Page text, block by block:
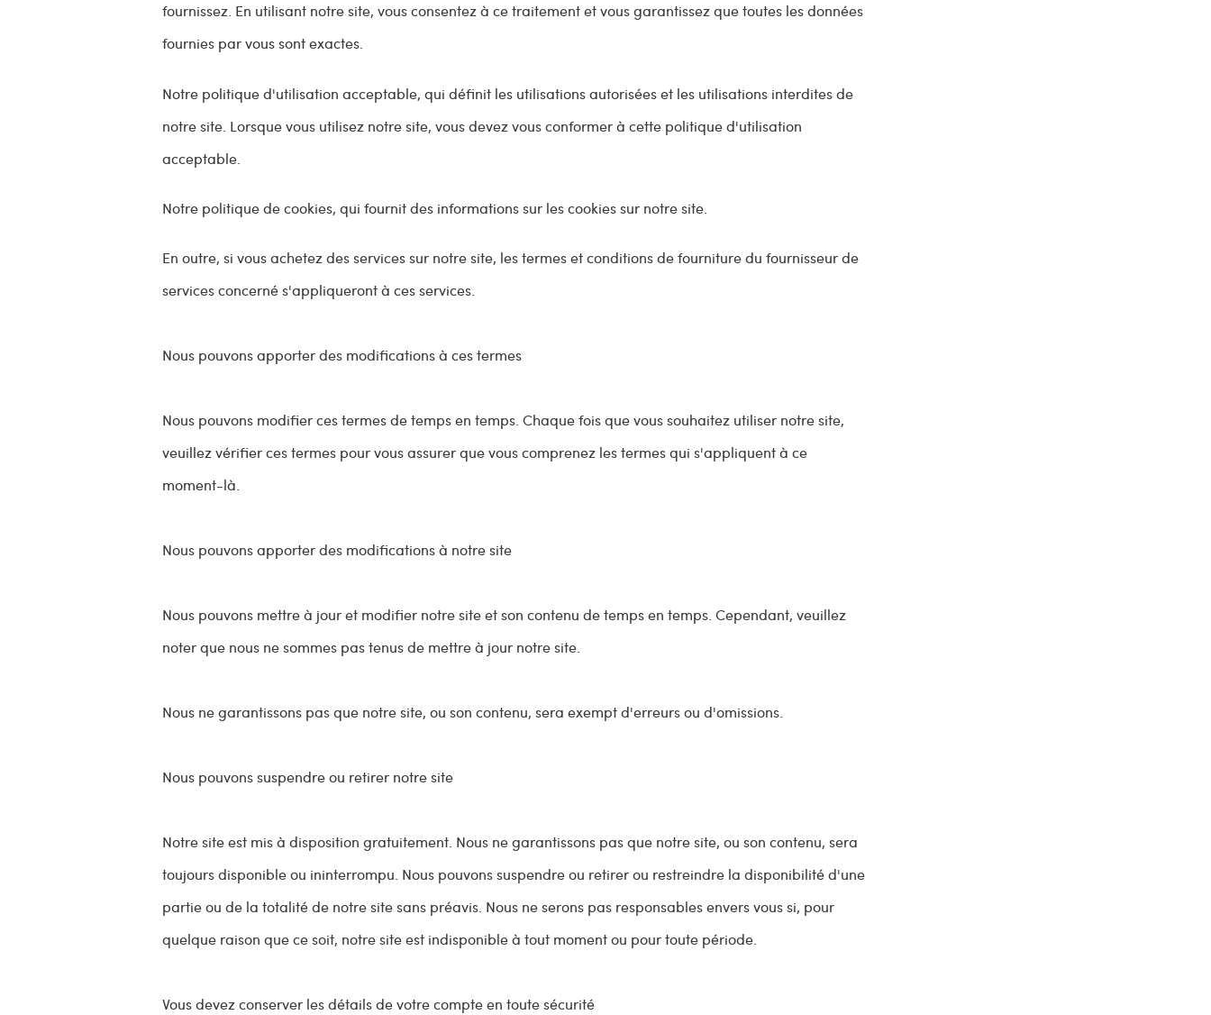
fournissez. En utilisant notre site, vous consentez à ce traitement et vous garantissez que toutes les données
fournies par vous sont exactes.
Notre politique d'utilisation acceptable, qui définit les utilisations autorisées et les utilisations interdites de
notre site. Lorsque vous utilisez notre site, vous devez vous conformer à cette politique d'utilisation
acceptable.
Notre politique de cookies, qui fournit des informations sur les cookies sur notre site.
En outre, si vous achetez des services sur notre site, les termes et conditions de fourniture du fournisseur de
services concerné s'appliqueront à ces services.
Nous pouvons apporter des modifications à ces termes
Nous pouvons modifier ces termes de temps en temps. Chaque fois que vous souhaitez utiliser notre site,
veuillez vérifier ces termes pour vous assurer que vous comprenez les termes qui s'appliquent à ce
moment-là.
Nous pouvons apporter des modifications à notre site
Nous pouvons mettre à jour et modifier notre site et son contenu de temps en temps. Cependant, veuillez
noter que nous ne sommes pas tenus de mettre à jour notre site.
Nous ne garantissons pas que notre site, ou son contenu, sera exempt d'erreurs ou d'omissions.
Nous pouvons suspendre ou retirer notre site
Notre site est mis à disposition gratuitement. Nous ne garantissons pas que notre site, ou son contenu, sera
toujours disponible ou ininterrompu. Nous pouvons suspendre ou retirer ou restreindre la disponibilité d'une
partie ou de la totalité de notre site sans préavis. Nous ne serons pas responsables envers vous si, pour
quelque raison que ce soit, notre site est indisponible à tout moment ou pour toute période.
Vous devez conserver les détails de votre compte en toute sécurité